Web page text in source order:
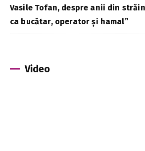
Vasile Tofan, despre anii din
ca bucătar, operator și hamal”
Video